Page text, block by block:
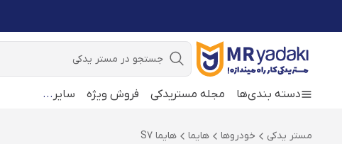
جستجو
دسته بندی‌ها مجله مستریدکی فروش ویژه سایر ...
مستر یدکی خودروها هایما هایما S7